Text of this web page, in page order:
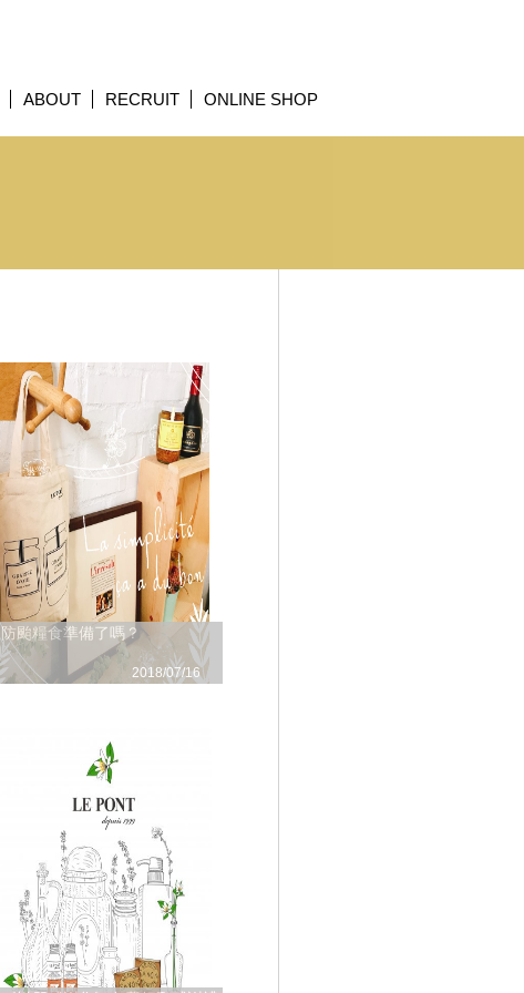
ABOUT RECRUIT ONLINE SHOP
防颱糧食準備了嗎？
2018/07/16